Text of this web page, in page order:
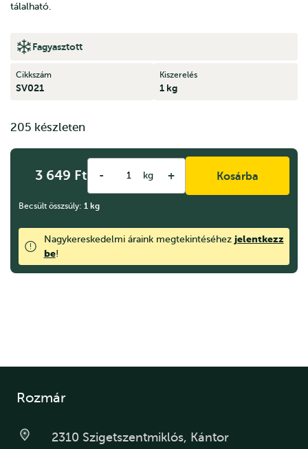
tálalható.
Fagyasztott
Cikkszám
SV021
Kiszerelés
1 kg
205 készleten
3 649 Ft - kg + Kosárba
Becsült összsúly: 1 kg
Nagykereskedelmi áraink megtekintéséhez jelentkezz
be!
Rozmár
2310 Szigetszentmiklós, Kántor